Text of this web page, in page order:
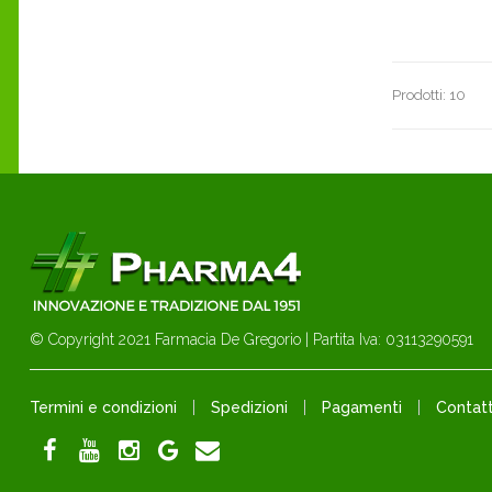
Prodotti: 10
© Copyright 2021 Farmacia De Gregorio | Partita Iva: 03113290591
Termini e condizioni Spedizioni Pagamenti